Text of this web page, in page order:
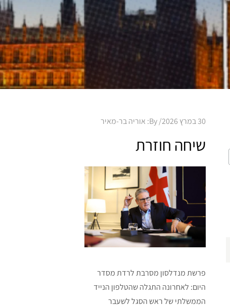
Posted
30 במרץ 2026 By: אוריה בר-מאיר
שיחה חוזרת
פרשת מנדלסון מסרבת לרדת מסדר
היום: לאחרונה התגלה שהטלפון הנייד
הממשלתי של ראש הסגל לשעבר